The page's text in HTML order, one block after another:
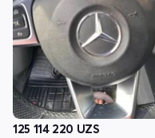
125 114 220 UZS